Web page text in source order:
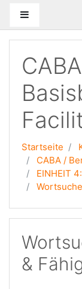
Website-
CABA
Startseite
CABA /
EINHEIT
&